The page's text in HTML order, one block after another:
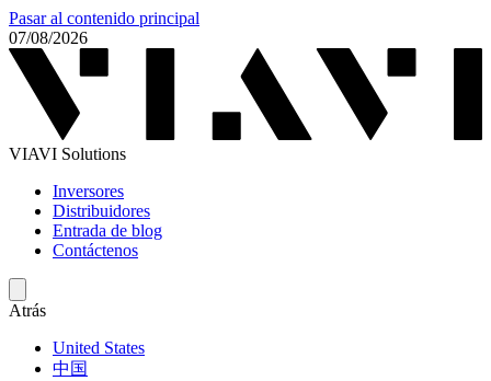
Pasar al contenido principal
07/08/2026
VIAVI Solutions
Inversores
Distribuidores
Entrada de blog
Contáctenos
Atrás
United States
中国